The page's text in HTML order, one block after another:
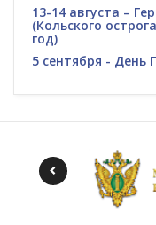
13-14 августа –
(Кольского
год)
5 сентября - День